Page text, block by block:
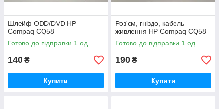
Шлейф ODD/DVD HP
Compaq CQ58
Готово до відправки 1 од.
140 ₴
Купити
Роз'єм, гніздо, кабель
живлення HP Compaq CQ58
Готово до відправки 1 од.
190 ₴
Купити